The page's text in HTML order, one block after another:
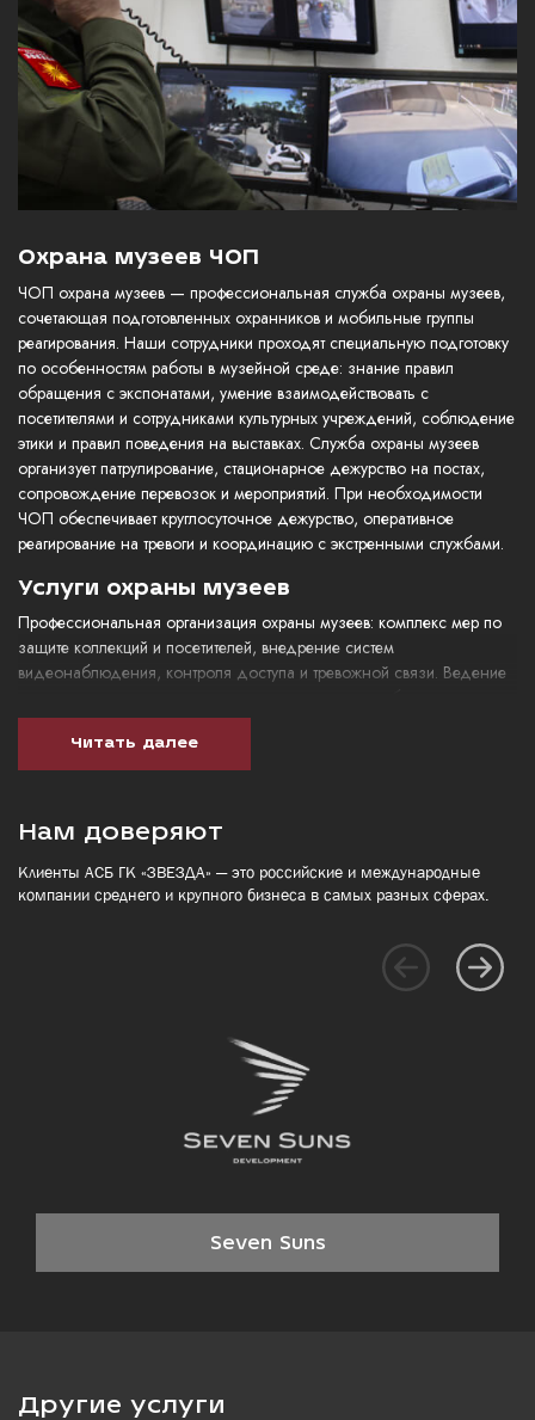
Охрана музеев ЧОП
ЧОП охрана музеев — профессиональная служба охраны музеев,
сочетающая подготовленных охранников и мобильные группы
реагирования. Наши сотрудники проходят специальную подготовку
по особенностям работы в музейной среде: знание правил
обращения с экспонатами, умение взаимодействовать с
посетителями и сотрудниками культурных учреждений, соблюдение
этики и правил поведения на выставках. Служба охраны музеев
организует патрулирование, стационарное дежурство на постах,
сопровождение перевозок и мероприятий. При необходимости
ЧОП обеспечивает круглосуточное дежурство, оперативное
реагирование на тревоги и координацию с экстренными службами.
Услуги охраны музеев
Профессиональная организация охраны музеев: комплекс мер по
защите коллекций и посетителей, внедрение систем
видеонаблюдения, контроля доступа и тревожной связи. Ведение
персонала и круглосуточный мониторинг экспозиций.
Цена охраны музеев
ряда факторов: площадь и архитектурные особенности, ценность
технической охраны музеев, количество постов и смен,
необходимость ночного дежурства и мобильных групп, а также
Стоимость включает первичный аудит риска и разработку проекта,
монтаж и интеграцию оборудования, обучение персонала и
Свяжитесь с нашей службой — мы поможем подобрать
оптимальную организацию охраны музеев с учётом бюджета и
Читать далее
Нам доверяют
Клиенты АСБ ГК «ЗВЕЗДА» — это российские и международные
компании среднего и крупного бизнеса в самых разных сферах.
Seven Suns
Другие услуги